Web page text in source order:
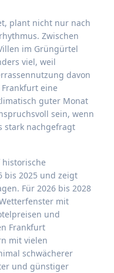
plant nicht nur nach
Zwischen
im Grüngürtel
viel, weil
davon
eine
guter Monat
sein, wenn
stark nachgefragt
historische
bis 2025 und zeigt
Für 2026 bis 2028
mit
und
Frankfurt
mit vielen
schwächerer
und günstiger